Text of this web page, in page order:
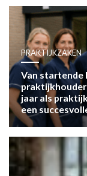
PRAKTIJKZAKEN
Van startende
praktijkhouder
jaar als
een